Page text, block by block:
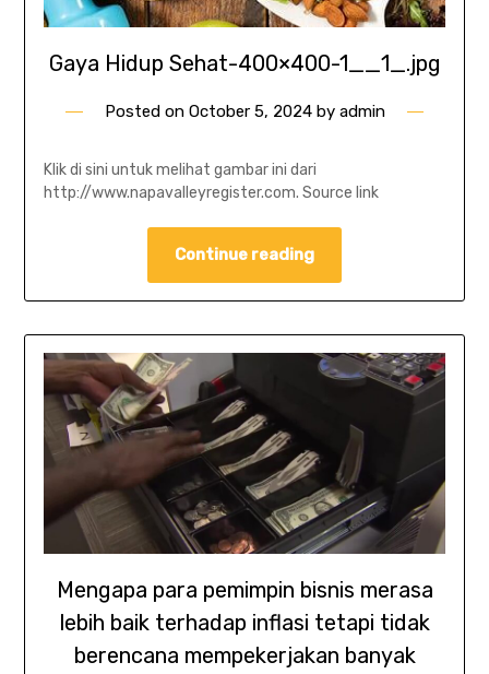
Gaya Hidup Sehat-400×400-1__1_.jpg
Posted on October 5, 2024by admin
Klik di sini untuk melihat gambar ini dari
http://www.napavalleyregister.com. Source link
Continue reading
Mengapa para pemimpin bisnis merasa
lebih baik terhadap inflasi tetapi tidak
berencana mempekerjakan banyak